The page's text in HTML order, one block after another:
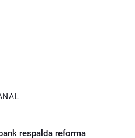
respalda reforma